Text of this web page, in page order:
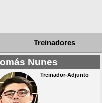
Treinadores
Nunes
Treinador-Adjunto